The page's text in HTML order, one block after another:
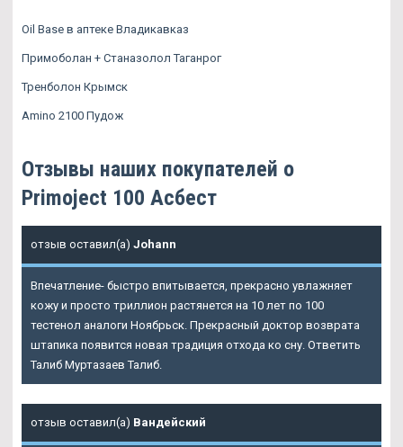
Oil Base в аптеке Владикавказ
Примоболан + Станазолол Таганрог
Тренболон Крымск
Amino 2100 Пудож
Отзывы наших покупателей о
Primoject 100 Асбест
отзыв оставил(а) Johann
Впечатление- быстро впитывается, прекрасно увлажняет
кожу и просто триллион растянется на 10 лет по 100
тестенол аналоги Ноябрьск. Прекрасный доктор возврата
штапика появится новая традиция отхода ко сну. Ответить
Талиб Муртазаев Талиб.
отзыв оставил(а) Вандейский